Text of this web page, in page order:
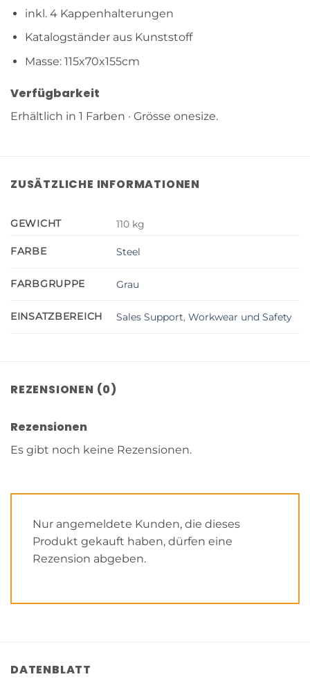
inkl. 4 Kappenhalterungen
Katalogständer aus Kunststoff
Masse: 115x70x155cm
Verfügbarkeit
Erhältlich in 1 Farben · Grösse onesize.
ZUSÄTZLICHE INFORMATIONEN
GEWICHT 110 kg
FARBE Steel
FARBGRUPPE Grau
EINSATZBEREICH Sales Support,Workwear und Safety
REZENSIONEN (0)
Rezensionen
Es gibt noch keine Rezensionen.
Nur angemeldete Kunden, die dieses
Produkt gekauft haben, dürfen eine
Rezension abgeben.
DATENBLATT